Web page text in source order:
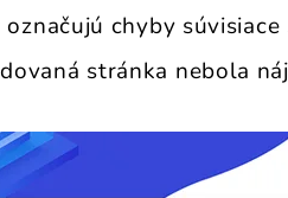
chyby
stránka nebola